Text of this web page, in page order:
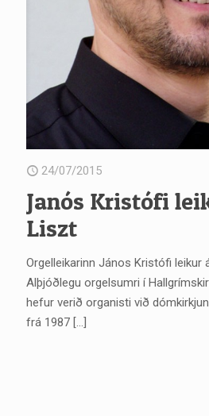
24/07/2015
Janós Kristófi
Liszt
Orgelleikarinn János Kristófi leikur
Alþjóðlegu orgelsumri í
hefur verið organisti við
frá 1987 […]